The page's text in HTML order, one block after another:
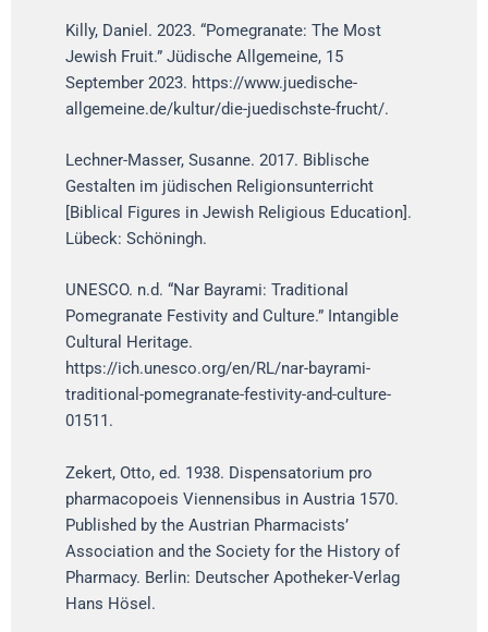
Killy, Daniel. 2023. “Pomegranate: The Most
Jewish Fruit.” Jüdische Allgemeine, 15
September 2023. https://www.juedische-
allgemeine.de/kultur/die-juedischste-frucht/.
Lechner-Masser, Susanne. 2017. Biblische
Gestalten im jüdischen Religionsunterricht
[Biblical Figures in Jewish Religious Education].
Lübeck: Schöningh.
UNESCO. n.d. “Nar Bayrami: Traditional
Pomegranate Festivity and Culture.” Intangible
Cultural Heritage.
https://ich.unesco.org/en/RL/nar-bayrami-
traditional-pomegranate-festivity-and-culture-
01511.
Zekert, Otto, ed. 1938. Dispensatorium pro
pharmacopoeis Viennensibus in Austria 1570.
Published by the Austrian Pharmacists’
Association and the Society for the History of
Pharmacy. Berlin: Deutscher Apotheker-Verlag
Hans Hösel.